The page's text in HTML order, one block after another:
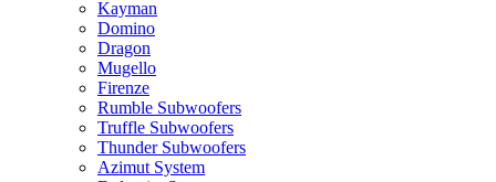
Kayman
Domino
Dragon
Mugello
Firenze
Rumble Subwoofers
Truffle Subwoofers
Thunder Subwoofers
Azimut System